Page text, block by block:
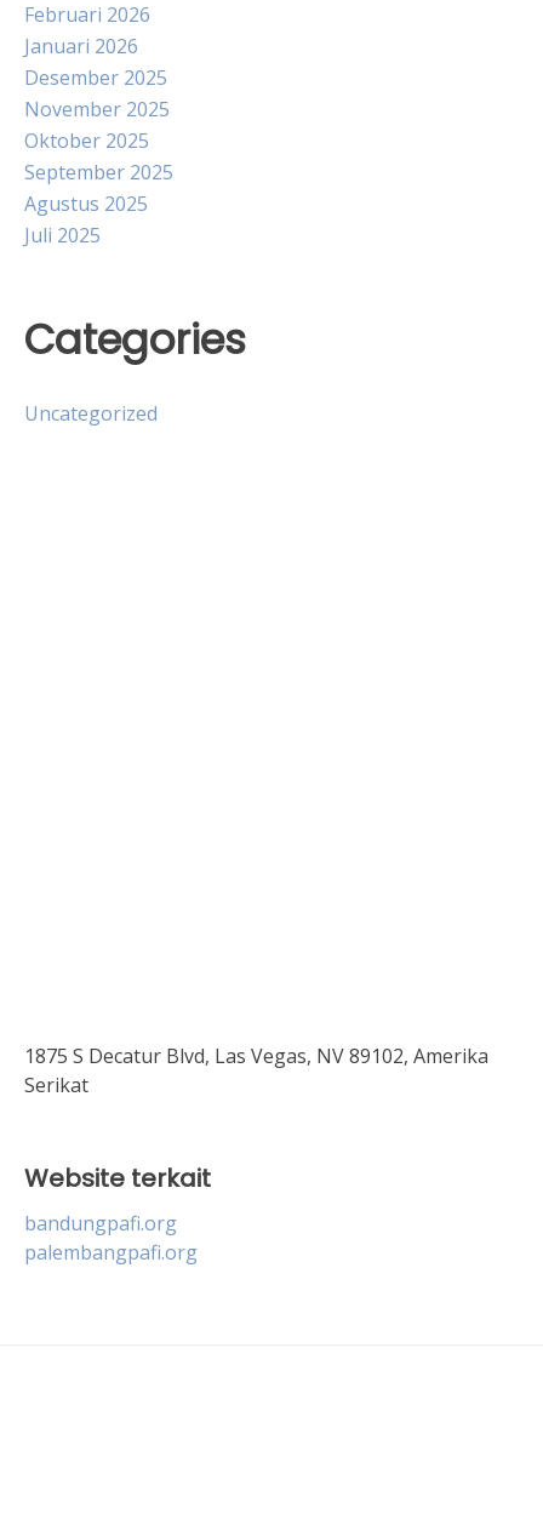
Februari 2026
Januari 2026
Desember 2025
November 2025
Oktober 2025
September 2025
Agustus 2025
Juli 2025
Categories
Uncategorized
1875 S Decatur Blvd, Las Vegas, NV 89102, Amerika
Serikat
Website terkait
bandungpafi.org
palembangpafi.org